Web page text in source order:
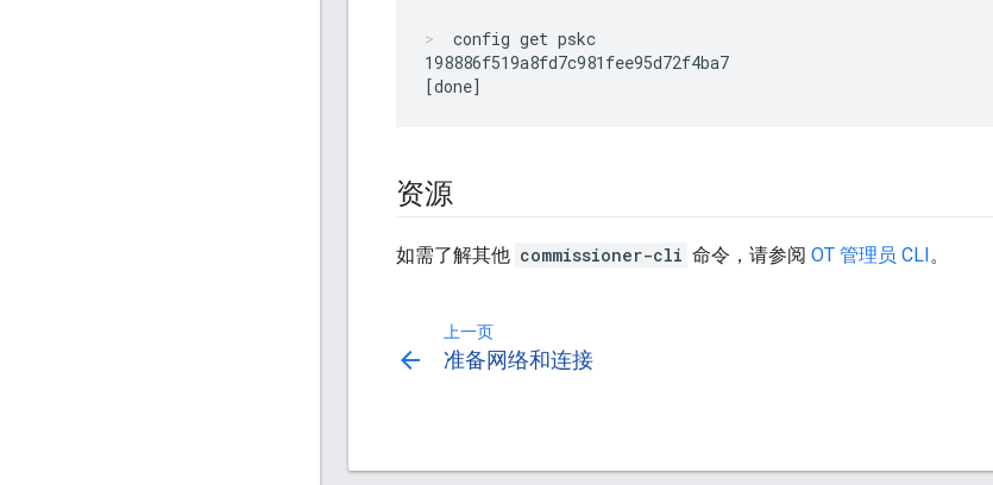
config get pskc
198886f519a8fd7c981fee95d72f4ba7
资源
如需了解其他 commissioner-cli 命令，请参阅 OT 管理员 CLI。
上一页
arrow_back 准备网络和连接